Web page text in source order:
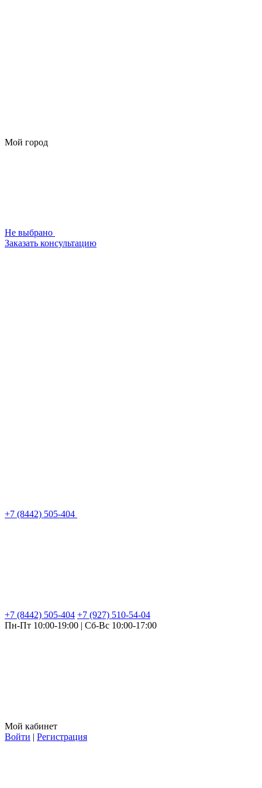
Мой город
Не выбрано
Заказать консультацию
+7 (8442) 505-404
+7 (8442) 505-404 +7 (927) 510-54-04
Пн-Пт 10:00-19:00 | Сб-Вс 10:00-17:00
Мой кабинет
Войти | Регистрация